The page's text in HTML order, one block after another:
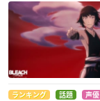
エレメントハンター
ホミ
ランキング 話題 声優